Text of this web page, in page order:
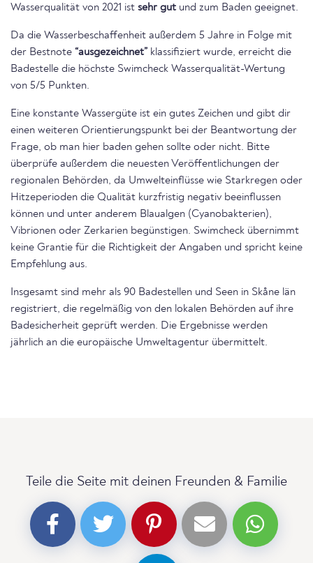
Wasserqualität von 2021 ist sehr gut und zum Baden geeignet.
Da die Wasserbeschaffenheit außerdem 5 Jahre in Folge mit
der Bestnote “ausgezeichnet” klassifiziert wurde, erreicht die
Badestelle die höchste Swimcheck Wasserqualität-Wertung
von 5/5 Punkten.
Eine konstante Wassergüte ist ein gutes Zeichen und gibt dir
einen weiteren Orientierungspunkt bei der Beantwortung der
Frage, ob man hier baden gehen sollte oder nicht. Bitte
überprüfe außerdem die neuesten Veröffentlichungen der
regionalen Behörden, da Umwelteinflüsse wie Starkregen oder
Hitzeperioden die Qualität kurzfristig negativ beeinflussen
können und unter anderem Blaualgen (Cyanobakterien),
Vibrionen oder Zerkarien begünstigen. Swimcheck übernimmt
keine Grantie für die Richtigkeit der Angaben und spricht keine
Empfehlung aus.
Insgesamt sind mehr als 90 Badestellen und Seen in Skåne län
registriert, die regelmäßig von den lokalen Behörden auf ihre
Badesicherheit geprüft werden. Die Ergebnisse werden
jährlich an die europäische Umweltagentur übermittelt.
Teile die Seite mit deinen Freunden & Familie